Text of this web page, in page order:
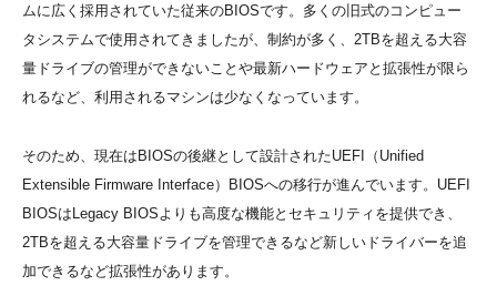
ムに広く採用されていた従来のBIOSです。多くの旧式のコンピュー
タシステムで使用されてきましたが、制約が多く、2TBを超える大容
量ドライブの管理ができないことや最新ハードウェアと拡張性が限ら
れるなど、利用されるマシンは少なくなっています。
そのため、現在はBIOSの後継として設計されたUEFI（Unified
Extensible Firmware Interface）BIOSへの移行が進んでいます。UEFI
BIOSはLegacy BIOSよりも高度な機能とセキュリティを提供でき、
2TBを超える大容量ドライブを管理できるなど新しいドライバーを追
加できるなど拡張性があります。